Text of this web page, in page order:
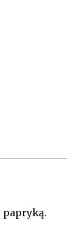
papryką.